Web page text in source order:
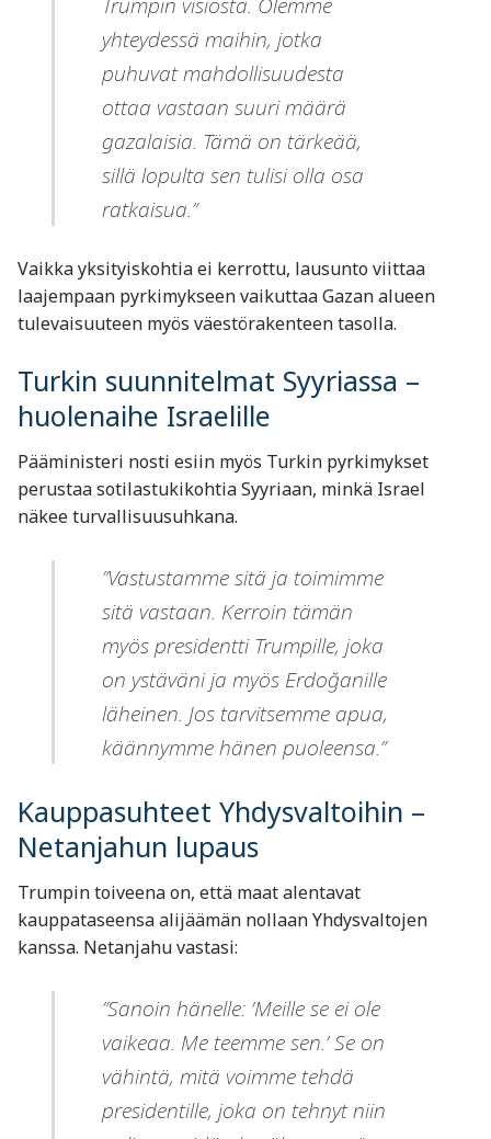
yhteydessä maihin, jotka
puhuvat mahdollisuudesta
ottaa vastaan suuri määrä
gazalaisia. Tämä on tärkeää,
sillä lopulta sen tulisi olla osa
ratkaisua.”
Vaikka yksityiskohtia ei kerrottu, lausunto viittaa
laajempaan pyrkimykseen vaikuttaa Gazan alueen
tulevaisuuteen myös väestörakenteen tasolla.
Turkin suunnitelmat Syyriassa –
huolenaihe Israelille
Pääministeri nosti esiin myös Turkin pyrkimykset
perustaa sotilastukikohtia Syyriaan, minkä Israel
näkee turvallisuusuhkana.
”Vastustamme sitä ja toimimme
sitä vastaan. Kerroin tämän
myös presidentti Trumpille, joka
on ystäväni ja myös Erdoğanille
läheinen. Jos tarvitsemme apua,
käännymme hänen puoleensa.”
Kauppasuhteet Yhdysvaltoihin –
Netanjahun lupaus
Trumpin toiveena on, että maat alentavat
kauppataseensa alijäämän nollaan Yhdysvaltojen
kanssa. Netanjahu vastasi:
”Sanoin hänelle: ’Meille se ei ole
vaikeaa. Me teemme sen.’ Se on
vähintä, mitä voimme tehdä
presidentille, joka on tehnyt niin